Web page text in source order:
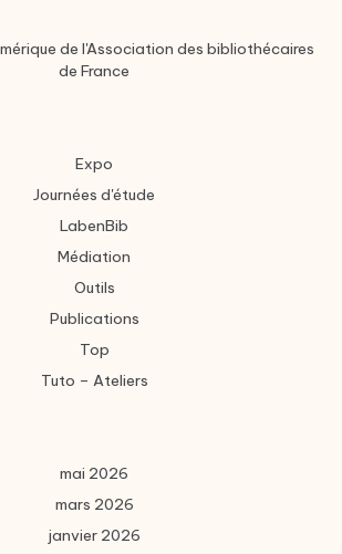
de l'Association des bibliothécaires
de France
Expo
Journées d'étude
LabenBib
Médiation
Outils
Publications
Top
Tuto – Ateliers
mai 2026
mars 2026
janvier 2026